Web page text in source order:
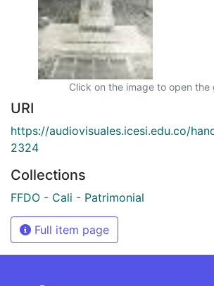
Click on the image to open the
URI
https://audiovisuales.icesi.edu.co/
2324
Collections
FFDO - Cali - Patrimonial
Full item page